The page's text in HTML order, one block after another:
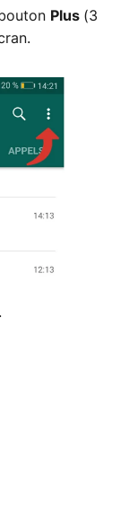
Plus (3
.